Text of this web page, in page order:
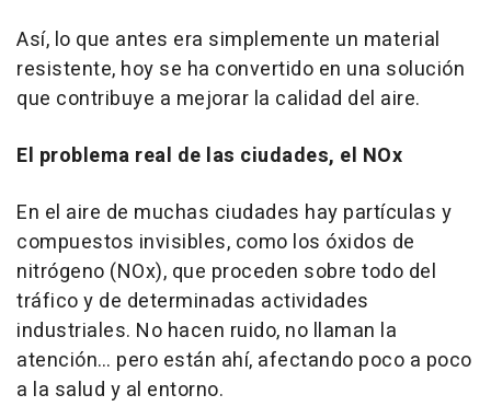
Así, lo que antes era simplemente un material
resistente, hoy se ha convertido en una solución
que contribuye a mejorar la calidad del aire.
El problema real de las ciudades, el NOx
En el aire de muchas ciudades hay partículas y
compuestos invisibles, como los óxidos de
nitrógeno (NOx), que proceden sobre todo del
tráfico y de determinadas actividades
industriales. No hacen ruido, no llaman la
atención… pero están ahí, afectando poco a poco
a la salud y al entorno.